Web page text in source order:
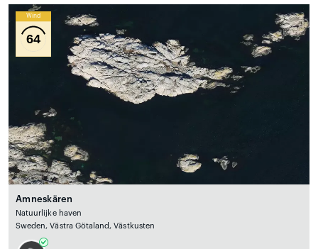
Wind
64
Amneskären
Natuurlijke haven
Sweden, Västra Götaland, Västkusten